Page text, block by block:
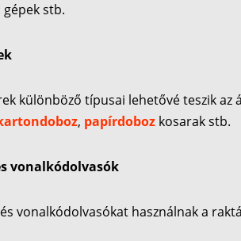
gépek stb.
különböző típusai lehetővé teszik
, papírdoboz kosarak stb.
vonalkódolvasók
vonalkódolvasókat használnak a